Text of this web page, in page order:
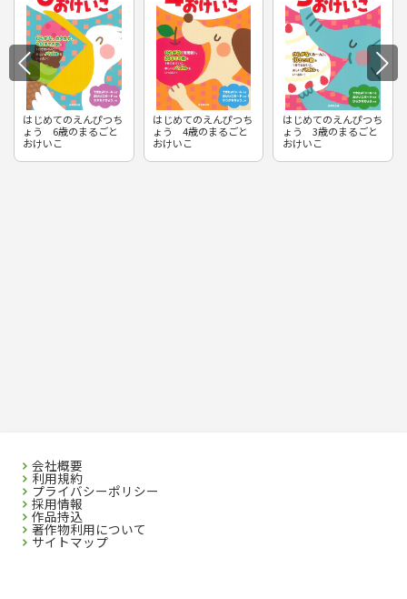
はじめてのえんぴつち
ょう 6歳のまるごと
おけいこ
はじめてのえんぴつち
ょう 4歳のまるごと
おけいこ
はじめてのえんぴつち
ょう 3歳のまるごと
おけいこ
会社概要
利用規約
プライバシーポリシー
採用情報
作品持込
著作物利用について
サイトマップ